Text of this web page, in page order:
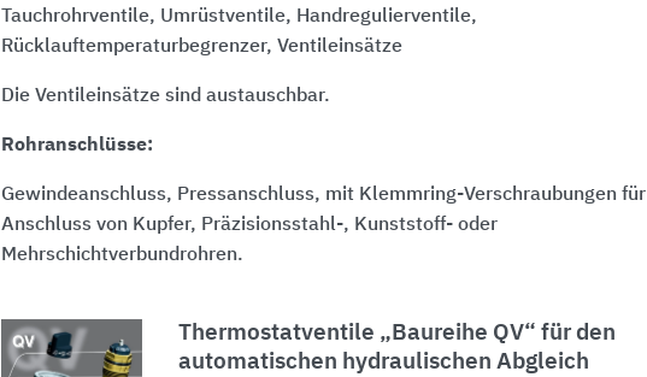
Tauchrohrventile, Umrüstventile, Handregulierventile,
Rücklauftemperaturbegrenzer, Ventileinsätze
Die Ventileinsätze sind austauschbar.
Rohranschlüsse:
Gewindeanschluss, Pressanschluss, mit Klemmring-Verschraubungen für
Anschluss von Kupfer, Präzisionsstahl-, Kunststoff- oder
Mehrschichtverbundrohren.
Thermostatventile „Baureihe QV“ für den
automatischen hydraulischen Abgleich